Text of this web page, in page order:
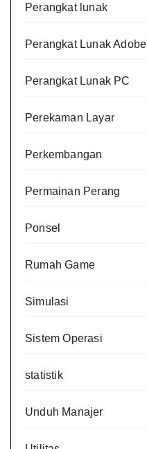
Perangkat lunak
Perangkat Lunak Adobe
Perangkat Lunak PC
Perekaman Layar
Perkembangan
Permainan Perang
Ponsel
Rumah Game
Simulasi
Sistem Operasi
statistik
Unduh Manajer